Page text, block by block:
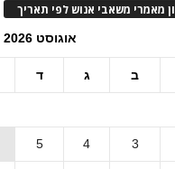
מאמרי משאבי אנוש לפי תאריך
אוגוסט 2026
ב ג ד
3
4
5